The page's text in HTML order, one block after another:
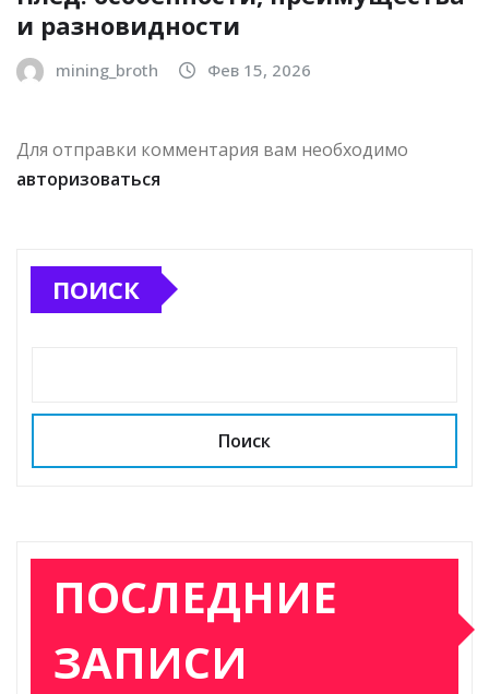
и разновидности
mining_broth Фев 15, 2026
Для отправки комментария вам необходимо
авторизоваться
ПОИСК
Поиск
ПОСЛЕДНИЕ
ЗАПИСИ